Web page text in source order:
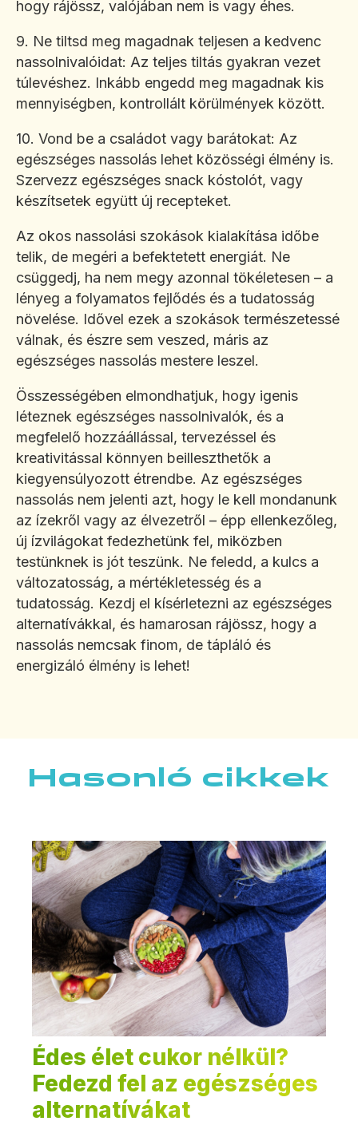
hogy rájössz, valójában nem is vagy éhes.
9. Ne tiltsd meg magadnak teljesen a kedvenc
nassolnivalóidat: Az teljes tiltás gyakran vezet
túlevéshez. Inkább engedd meg magadnak kis
mennyiségben, kontrollált körülmények között.
10. Vond be a családot vagy barátokat: Az
egészséges nassolás lehet közösségi élmény is.
Szervezz egészséges snack kóstolót, vagy
készítsetek együtt új recepteket.
Az okos nassolási szokások kialakítása időbe
telik, de megéri a befektetett energiát. Ne
csüggedj, ha nem megy azonnal tökéletesen – a
lényeg a folyamatos fejlődés és a tudatosság
növelése. Idővel ezek a szokások természetessé
válnak, és észre sem veszed, máris az
egészséges nassolás mestere leszel.
Összességében elmondhatjuk, hogy igenis
léteznek egészséges nassolnivalók, és a
megfelelő hozzáállással, tervezéssel és
kreativitással könnyen beilleszthetők a
kiegyensúlyozott étrendbe. Az egészséges
nassolás nem jelenti azt, hogy le kell mondanunk
az ízekről vagy az élvezetről – épp ellenkezőleg,
új ízvilágokat fedezhetünk fel, miközben
testünknek is jót teszünk. Ne feledd, a kulcs a
változatosság, a mértékletesség és a
tudatosság. Kezdj el kísérletezni az egészséges
alternatívákkal, és hamarosan rájössz, hogy a
nassolás nemcsak finom, de tápláló és
energizáló élmény is lehet!
Hasonló cikkek
Édes élet cukor nélkül?
Fedezd fel az egészséges
alternatívákat